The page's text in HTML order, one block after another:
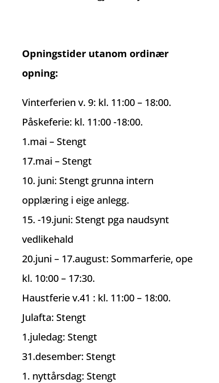
Opningstider utanom ordinær
opning:
Vinterferien v. 9: kl. 11:00 – 18:00.
Påskeferie: kl. 11:00 -18:00.
1.mai – Stengt
17.mai – Stengt
10. juni: Stengt grunna intern
opplæring i eige anlegg.
15. -19.juni: Stengt pga naudsynt
vedlikehald
20.juni – 17.august: Sommarferie, ope
kl. 10:00 – 17:30.
Haustferie v.41 : kl. 11:00 – 18:00.
Julafta: Stengt
1.juledag: Stengt
31.desember: Stengt
1. nyttårsdag: Stengt